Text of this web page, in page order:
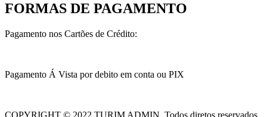
FORMAS DE PAGAMENTO
Pagamento nos Cartões de Crédito:
Pagamento Á Vista por debito em conta ou PIX